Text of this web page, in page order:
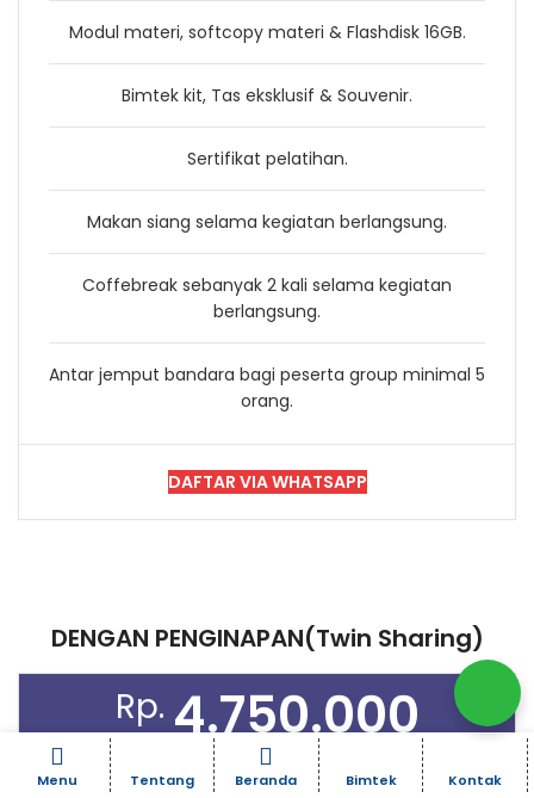
Modul materi, softcopy materi & Flashdisk 16GB.
Bimtek kit, Tas eksklusif & Souvenir.
Sertifikat pelatihan.
Makan siang selama kegiatan berlangsung.
Coffebreak sebanyak 2 kali selama kegiatan
berlangsung.
Antar jemput bandara bagi peserta group minimal 5
orang.
DAFTAR VIA WHATSAPP
DENGAN PENGINAPAN(Twin Sharing)
Rp.4.750.000
Menu Tentang Beranda Bimtek Kontak